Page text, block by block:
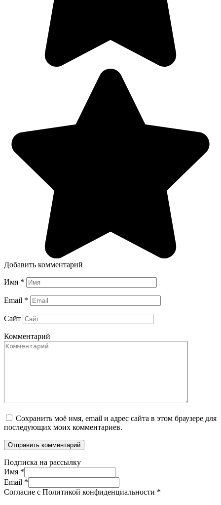
Добавить комментарий
Имя *
Email *
Сайт
Комментарий
Сохранить моё имя, email и адрес сайта в этом браузере для
последующих моих комментариев.
Подписка на рассылку
Имя *
Email *
Согласие с Политикой конфиденциальности *